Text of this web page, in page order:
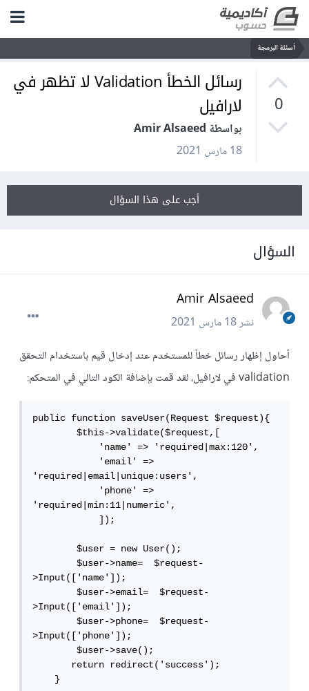
أسئلة البرمجة
0
رسائل الخطأ Validation لا تظهر في
لارافيل
بواسطة Amir Alsaeed
18 مارس 2021
أجب على هذا السؤال
السؤال
Amir Alsaeed
نشر18 مارس 2021
أحاول إظهار رسائل خطأ للمستخدم عند إدخال قيم باستخدام التحقق
validation في لارافيل، لقد قمت بإضافة الكود التالي في المتحكم:
public function saveUser(Request $request){
        $this->validate($request,[
            'name' => 'required|max:120',
            'email' =>
'required|email|unique:users',
            'phone' =>
'required|min:11|numeric',
            ]);
        $user = new User();
        $user->name=  $request-
>Input(['name']);
        $user->email=  $request-
>Input(['email']);
        $user->phone=  $request-
>Input(['phone']);
        $user->save();
       return redirect('success');
    }